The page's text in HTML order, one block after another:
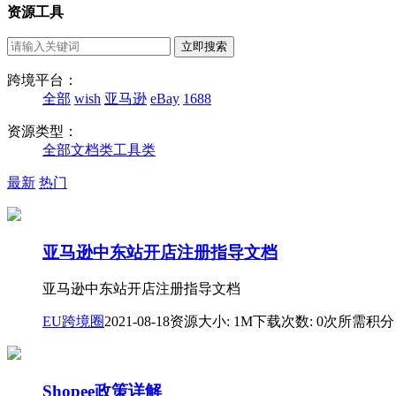
资源工具
跨境平台：
全部 wish 亚马逊 eBay 1688
资源类型：
全部文档类工具类
最新 热门
亚马逊中东站开店注册指导文档
亚马逊中东站开店注册指导文档
EU跨境圈2021-08-18资源大小: 1M下载次数: 0次所需积
Shopee政策详解